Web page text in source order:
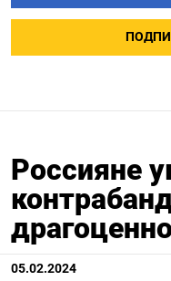
Россияне
05.02.2024